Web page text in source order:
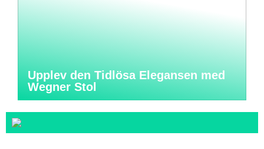
Upplev den Tidlösa Elegansen med
Wegner Stol